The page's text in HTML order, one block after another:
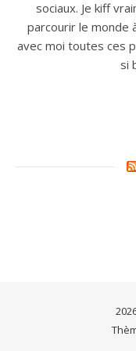
sociaux. Je kiff
parcourir le monde
avec moi toutes ces
si